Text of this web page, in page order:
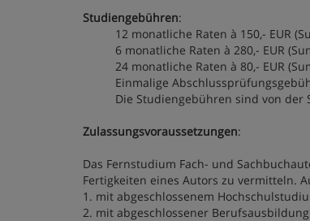
Studiengebühren:
12 monatliche Raten à 150,- EUR
6 monatliche Raten à 280,- EUR
24 monatliche Raten à 80,- EUR
Einmalige
Die Studiengebühren sind von der
Zulassungsvoraussetzungen:
Das Fernstudium Fach- und
Fertigkeiten eines Autors zu vermitteln.
1. mit abgeschlossenem
2. mit abgeschlossener